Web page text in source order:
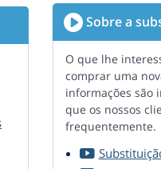
Sobre a
O que lhe
comprar uma
informações são
que os nossos
frequentemente.